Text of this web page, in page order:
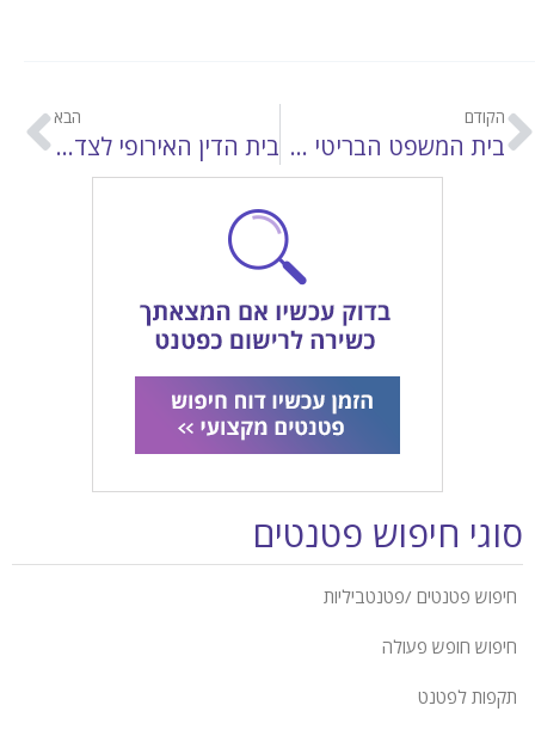
הקודם
בית המשפט הבריטי מצמצם שוב את הגנת סימני המסחר
הבא
בית הדין האירופי לצדק ידון בשאלת מעמדם המשפטי של סימני מסחר מתארים
סוגי חיפוש פטנטים
חיפוש פטנטים /פטנטביליות
חיפוש חופש פעולה
תקפות לפטנט